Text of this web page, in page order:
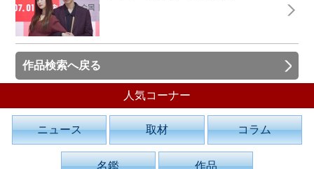
作品検索へ戻る
人気コーナー
ニュース 取材 コラム
名鑑 作品